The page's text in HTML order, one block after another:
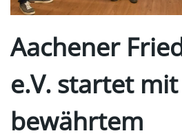
Aachener
e.V. startet mit
bewährtem